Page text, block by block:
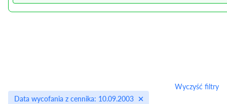
Wyczyść filtry
Data wycofania z cennika: 10.09.2003